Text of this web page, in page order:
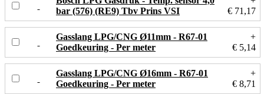
bar (576) (RE9) Tbv Prins VSI
€ 71,17
Gasslang LPG/CNG Ø11mm - R67-01
Goedkeuring - Per meter
+
€ 5,14
Gasslang LPG/CNG Ø16mm - R67-01
Goedkeuring - Per meter
+
€ 8,71